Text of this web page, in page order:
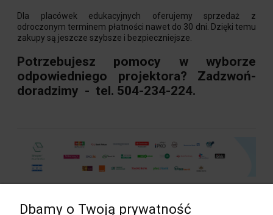
Dla placówek edukacyjnych oferujemy sprzedaż z
odroczonym terminem płatności nawet do 30 dni. Dzięki temu
zakupy są jeszcze szybsze i bezpieczniejsze.
Potrzebujesz pomocy w wyborze
odpowiedniego projektora? Zadzwoń-
doradzimy - tel. 504-234-224.
Dbamy o Twoją prywatność